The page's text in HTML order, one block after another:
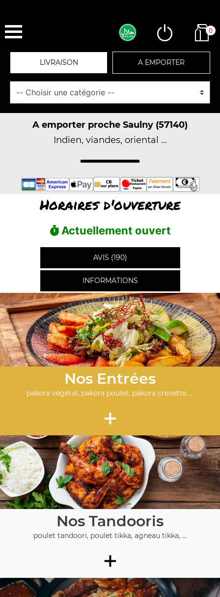
0
LIVRAISON A EMPORTER
A emporter proche Saulny (57140)
Indien, viandes, oriental ...
Horaires d'ouverture
Actuellement ouvert
AVIS (190)
INFORMATIONS
Nos Entrées
pakora végétal, pakora poulet, pakora crevette, ...
+
Nos Tandooris
poulet tandoori, poulet tikka, agneau tikka, ...
+